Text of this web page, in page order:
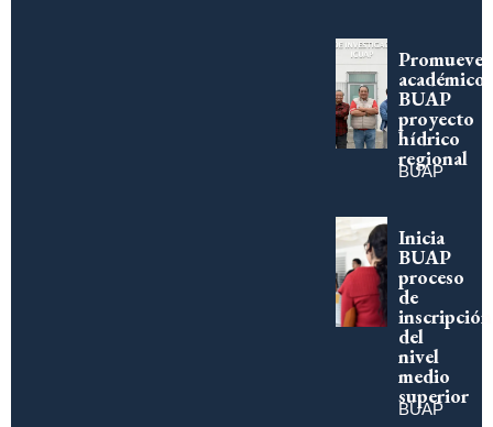
Promueve
académico
BUAP
proyecto
hídrico
regional
BUAP
Inicia
BUAP
proceso
de
inscripción
del
nivel
medio
superior
BUAP